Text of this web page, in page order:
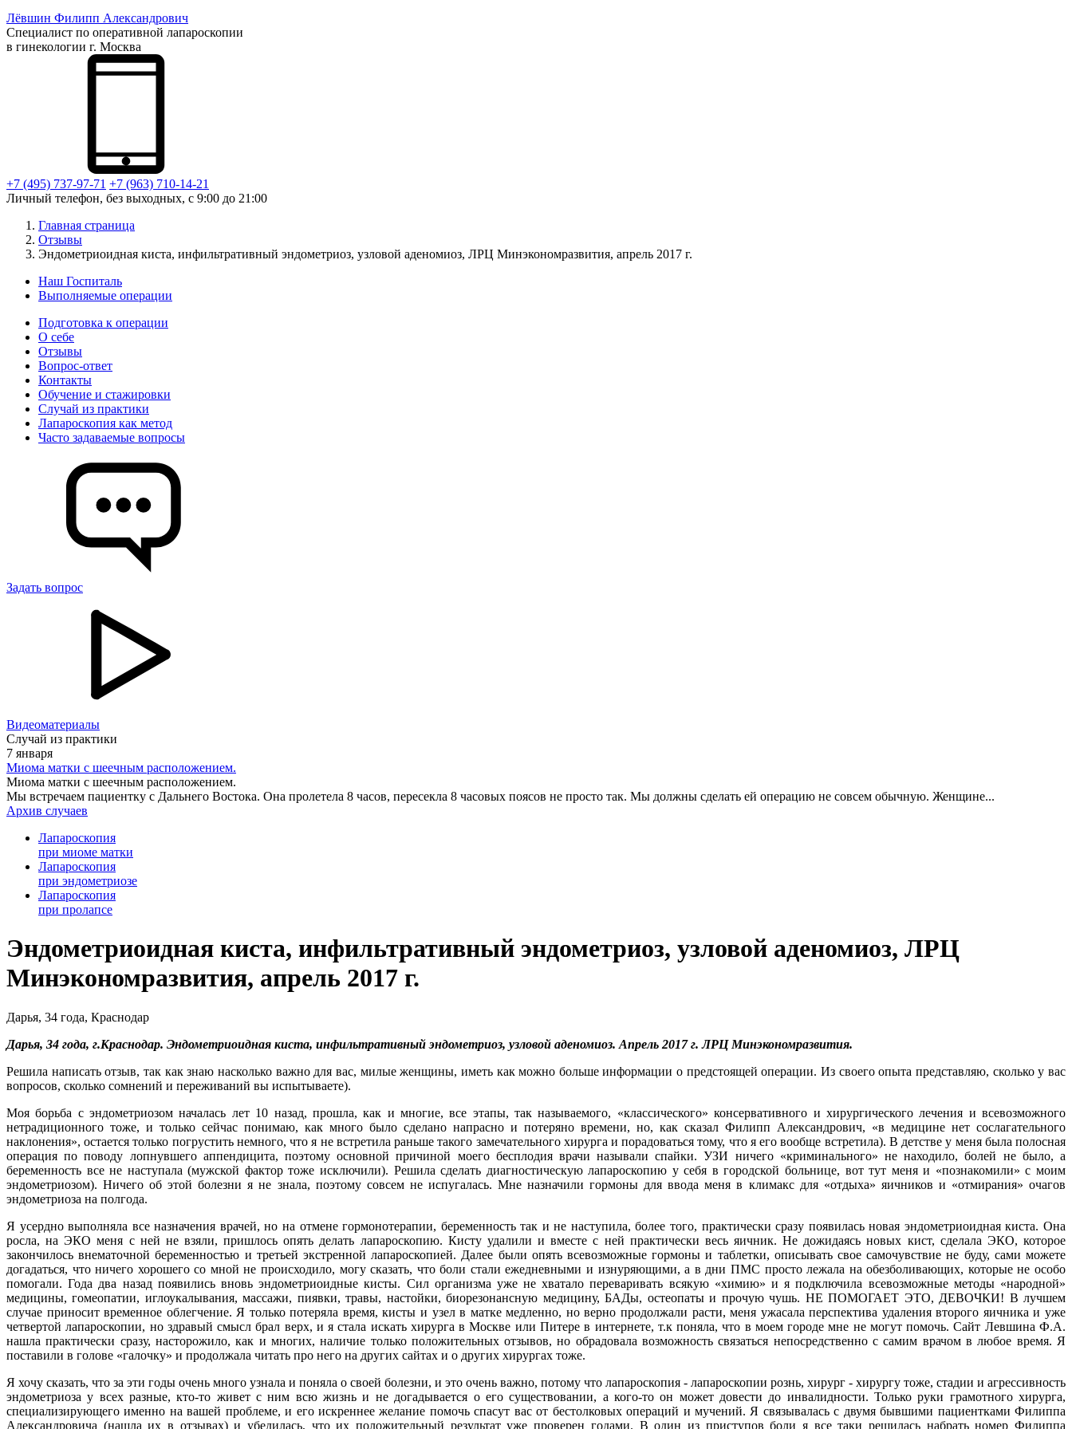
Лёвшин Филипп Александрович
Специалист по оперативной лапароскопии
в гинекологии г. Москва
+7 (495) 737-97-71 +7 (963) 710-14-21
Личный телефон, без выходных, с 9:00 до 21:00
Главная страница
Отзывы
Эндометриоидная киста, инфильтративный эндометриоз, узловой аденомиоз, ЛРЦ Минэкономразвития, апрель 2017 г.
Наш Госпиталь
Выполняемые операции
Подготовка к операции
О себе
Отзывы
Вопрос-ответ
Контакты
Обучение и стажировки
Случай из практики
Лапароскопия как метод
Часто задаваемые вопросы
Задать вопрос
Видеоматериалы
Случай из практики
7 января
Миома матки с шеечным расположением.
Миома матки с шеечным расположением.
Мы встречаем пациентку с Дальнего Востока. Она пролетела 8 часов, пересекла 8 часовых поясов не просто так. Мы должны сделать ей операцию не совсем обычную. Женщине...
Архив случаев
Лапароскопия
при миоме матки
Лапароскопия
при эндометриозе
Лапароскопия
при пролапсе
Эндометриоидная киста, инфильтративный эндометриоз, узловой аденомиоз, ЛРЦ
Минэкономразвития, апрель 2017 г.
Дарья, 34 года, Краснодар
Дарья, 34 года, г.Краснодар. Эндометриоидная киста, инфильтративный эндометриоз, узловой аденомиоз. Апрель 2017 г. ЛРЦ Минэкономразвития.
Решила написать отзыв, так как знаю насколько важно для вас, милые женщины, иметь как можно больше информации о предстоящей операции. Из своего опыта представляю, сколько у вас
вопросов, сколько сомнений и переживаний вы испытываете).
Моя борьба с эндометриозом началась лет 10 назад, прошла, как и многие, все этапы, так называемого, «классического» консервативного и хирургического лечения и всевозможного
нетрадиционного тоже, и только сейчас понимаю, как много было сделано напрасно и потеряно времени, но, как сказал Филипп Александрович, «в медицине нет сослагательного
наклонения», остается только погрустить немного, что я не встретила раньше такого замечательного хирурга и порадоваться тому, что я его вообще встретила). В детстве у меня была полосная
операция по поводу лопнувшего аппендицита, поэтому основной причиной моего бесплодия врачи называли спайки. УЗИ ничего «криминального» не находило, болей не было, а
беременность все не наступала (мужской фактор тоже исключили). Решила сделать диагностическую лапароскопию у себя в городской больнице, вот тут меня и «познакомили» с моим
эндометриозом). Ничего об этой болезни я не знала, поэтому совсем не испугалась. Мне назначили гормоны для ввода меня в климакс для «отдыха» яичников и «отмирания» очагов
эндометриоза на полгода.
Я усердно выполняла все назначения врачей, но на отмене гормонотерапии, беременность так и не наступила, более того, практически сразу появилась новая эндометриоидная киста. Она
росла, на ЭКО меня с ней не взяли, пришлось опять делать лапароскопию. Кисту удалили и вместе с ней практически весь яичник. Не дожидаясь новых кист, сделала ЭКО, которое
закончилось внематочной беременностью и третьей экстренной лапароскопией. Далее были опять всевозможные гормоны и таблетки, описывать свое самочувствие не буду, сами можете
догадаться, что ничего хорошего со мной не происходило, могу сказать, что боли стали ежедневными и изнуряющими, а в дни ПМС просто лежала на обезболивающих, которые не особо
помогали. Года два назад появились вновь эндометриоидные кисты. Сил организма уже не хватало переваривать всякую «химию» и я подключила всевозможные методы «народной»
медицины, гомеопатии, иглоукалывания, массажи, пиявки, травы, настойки, биорезонансную медицину, БАДы, остеопаты и прочую чушь. НЕ ПОМОГАЕТ ЭТО, ДЕВОЧКИ! В лучшем
случае приносит временное облегчение. Я только потеряла время, кисты и узел в матке медленно, но верно продолжали расти, меня ужасала перспектива удаления второго яичника и уже
четвертой лапароскопии, но здравый смысл брал верх, и я стала искать хирурга в Москве или Питере в интернете, т.к поняла, что в моем городе мне не могут помочь. Сайт Левшина Ф.А.
нашла практически сразу, насторожило, как и многих, наличие только положительных отзывов, но обрадовала возможность связаться непосредственно с самим врачом в любое время. Я
поставили в голове «галочку» и продолжала читать про него на других сайтах и о других хирургах тоже.
Я хочу сказать, что за эти годы очень много узнала и поняла о своей болезни, и это очень важно, потому что лапароскопия - лапароскопии рознь, хирург - хирургу тоже, стадии и агрессивность
эндометриоза у всех разные, кто-то живет с ним всю жизнь и не догадывается о его существовании, а кого-то он может довести до инвалидности. Только руки грамотного хирурга,
специализирующего именно на вашей проблеме, и его искреннее желание помочь спасут вас от бестолковых операций и мучений. Я связывалась с двумя бывшими пациентками Филиппа
Александровича (нашла их в отзывах) и убедилась, что их положительный результат уже проверен годами. В один из приступов боли я все таки решилась набрать номер Филиппа